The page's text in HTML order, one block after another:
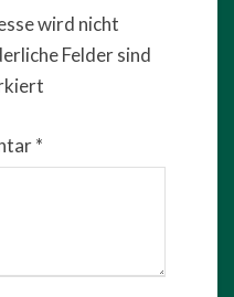
wird nicht
Felder sind
*